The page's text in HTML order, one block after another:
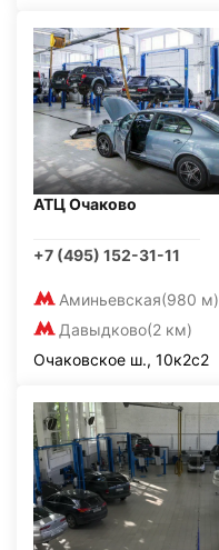
АТЦ Очаково
+7 (495) 152-31-11
Аминьевская(980 м)
Давыдково(2 км)
Очаковское ш., 10к2с2